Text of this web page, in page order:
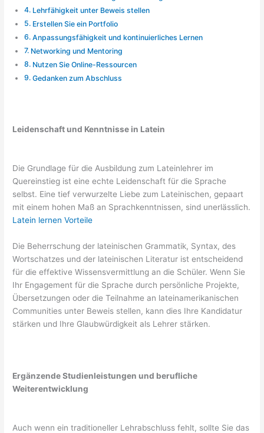
Lehrfähigkeit unter Beweis stellen
Erstellen Sie ein Portfolio
Anpassungsfähigkeit und kontinuierliches Lernen
Networking und Mentoring
Nutzen Sie Online-Ressourcen
Gedanken zum Abschluss
Leidenschaft und Kenntnisse in Latein
Die Grundlage für die Ausbildung zum Lateinlehrer im
Quereinstieg ist eine echte Leidenschaft für die Sprache
selbst. Eine tief verwurzelte Liebe zum Lateinischen, gepaart
mit einem hohen Maß an Sprachkenntnissen, sind unerlässlich.
Latein lernen Vorteile
Die Beherrschung der lateinischen Grammatik, Syntax, des
Wortschatzes und der lateinischen Literatur ist entscheidend
für die effektive Wissensvermittlung an die Schüler. Wenn Sie
Ihr Engagement für die Sprache durch persönliche Projekte,
Übersetzungen oder die Teilnahme an lateinamerikanischen
Communities unter Beweis stellen, kann dies Ihre Kandidatur
stärken und Ihre Glaubwürdigkeit als Lehrer stärken.
Ergänzende Studienleistungen und berufliche
Weiterentwicklung
Auch wenn ein traditioneller Lehrabschluss fehlt, sollte Sie das